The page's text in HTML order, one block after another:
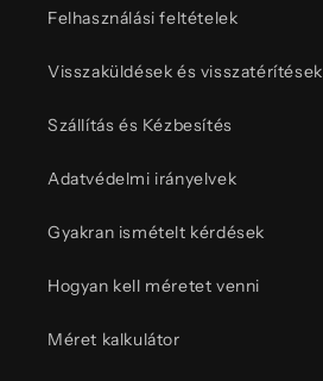
Felhasználási feltételek
Visszaküldések és visszatérítések
Szállítás és Kézbesítés
Adatvédelmi irányelvek
Gyakran ismételt kérdések
Hogyan kell méretet venni
Méret kalkulátor